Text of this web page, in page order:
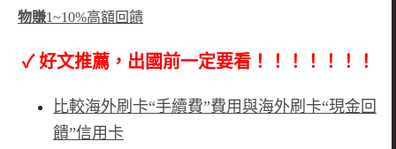
物賺1~10%高額回饋
✓ 好文推薦，出國前一定要看！！！！！！！
比較海外刷卡“手續費”費用與海外刷卡“現金回
饋”信用卡